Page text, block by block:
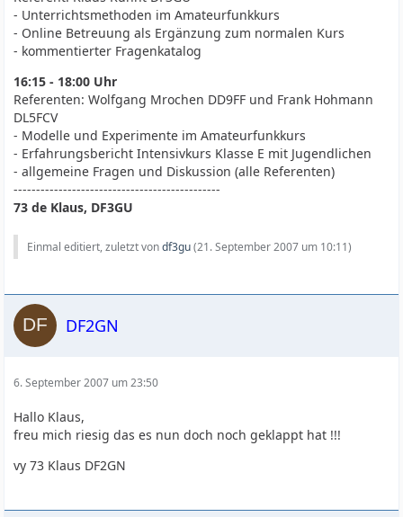
- Unterrichtsmethoden im Amateurfunkkurs
- Online Betreuung als Ergänzung zum normalen Kurs
- kommentierter Fragenkatalog
16:15 - 18:00 Uhr
Referenten: Wolfgang Mrochen DD9FF und Frank Hohmann
DL5FCV
- Modelle und Experimente im Amateurfunkkurs
- Erfahrungsbericht Intensivkurs Klasse E mit Jugendlichen
- allgemeine Fragen und Diskussion (alle Referenten)
----------------------------------------------
73 de Klaus, DF3GU
Einmal editiert, zuletzt vondf3gu(21. September 2007 um 10:11)
DF2GN
6. September 2007 um 23:50
Hallo Klaus,
freu mich riesig das es nun doch noch geklappt hat !!!
vy 73 Klaus DF2GN